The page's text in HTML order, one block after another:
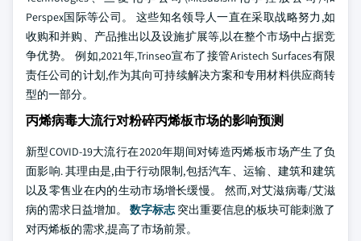
Perspex国际等公司。 这些知名领导人一直在采取战略努力,如
收购和并购、产品推出以及设施扩展等,以在整个市场中占据竞
争优势。 例如,2021年,Trinseo宣布了接管Aristech Surfaces有限
责任公司的计划,作为其向可持续解决方案和专用材料供应商转
型的一部分。
丙烯病毒大流行对粉碎丙烯板市场的影响预测
新型COVID-19大流行在2020年期间对铸造丙烯板市场产生了负
面影响. 其理由是,由于行动限制,包括汽车、运输、建筑和建筑
以及零售业在内的生动市场增长缓慢。 然而,对艾滋病毒/艾滋
病的需求日益增加。 数字标志突出重要信息的板块可能刺激了
对丙烯板的需求,提高了市场前景。